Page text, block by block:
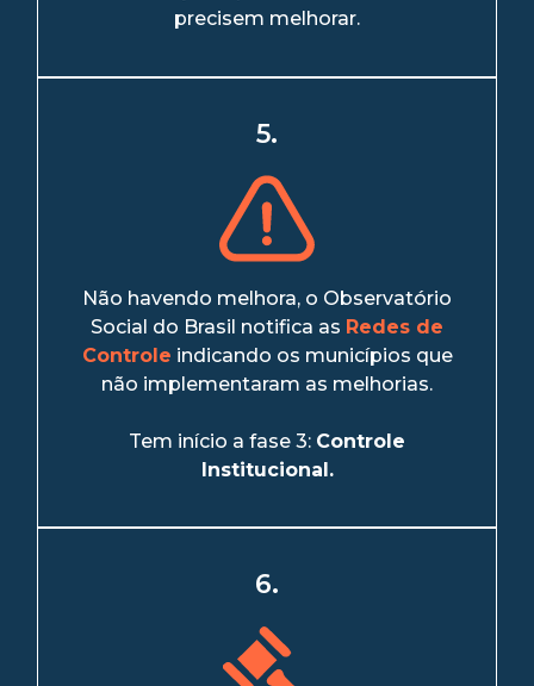
precisem melhorar.
5.
Não havendo melhora, o Observatório
Social do Brasil notifica as Redes de
Controle indicando os municípios que
não implementaram as melhorias.
Tem início a fase 3: Controle
Institucional.
6.